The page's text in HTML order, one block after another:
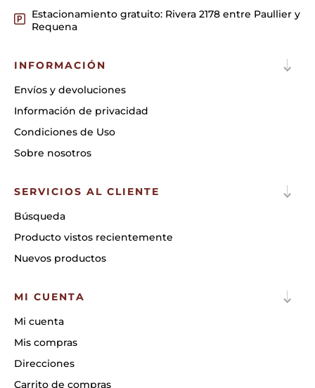
Estacionamiento gratuito: Rivera 2178 entre Paullier y
Requena
INFORMACIÓN
Envíos y devoluciones
Información de privacidad
Condiciones de Uso
Sobre nosotros
SERVICIOS AL CLIENTE
Búsqueda
Producto vistos recientemente
Nuevos productos
MI CUENTA
Mi cuenta
Mis compras
Direcciones
Carrito de compras